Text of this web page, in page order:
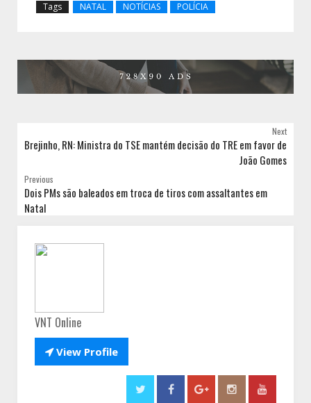
Tags NATAL NOTÍCIAS POLÍCIA
Next
Brejinho, RN: Ministra do TSE mantém decisão do TRE em favor de
João Gomes
Previous
Dois PMs são baleados em troca de tiros com assaltantes em
Natal
VNT Online
View Profile